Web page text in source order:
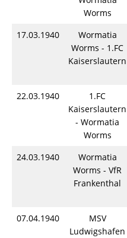
Worms
17.03.1940
Wormatia
Worms - 1.FC
Kaiserslautern
22.03.1940
1.FC
Kaiserslautern
- Wormatia
Worms
24.03.1940
Wormatia
Worms - VfR
Frankenthal
07.04.1940
MSV
Ludwigshafen